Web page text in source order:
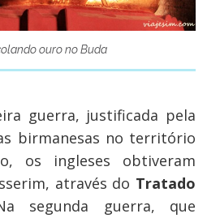
ouro no Buda
guerra, justificada pela
birmanesas no território
os ingleses obtiveram
através do Tratado
segunda guerra, que